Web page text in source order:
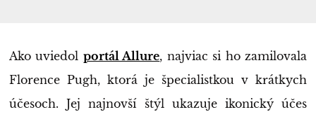
Ako uviedol portál Allure, najviac si ho zamilovala
Florence Pugh, ktorá je špecialistkou v krátkych
účesoch. Jej najnovší štýl ukazuje ikonický účes